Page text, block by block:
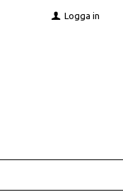
Logga in